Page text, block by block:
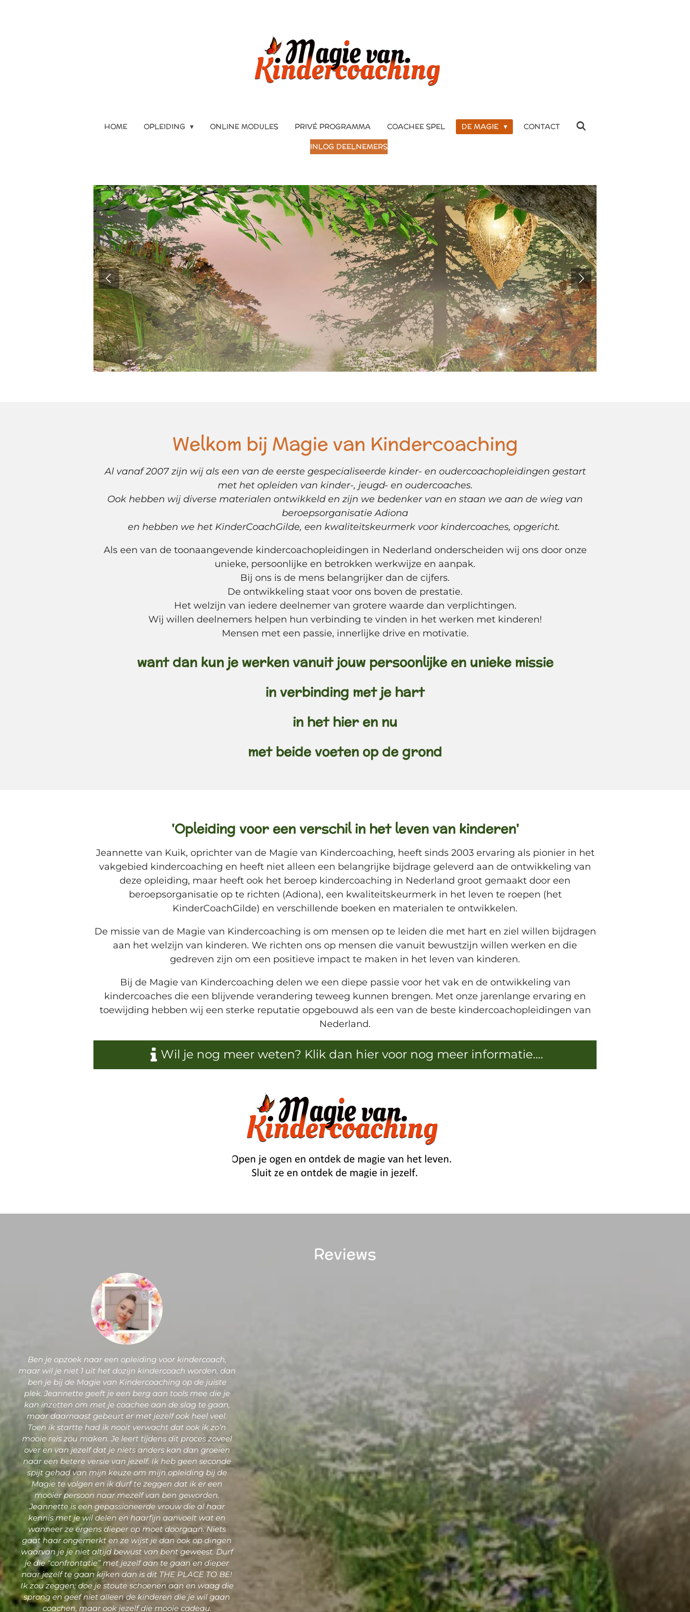
HOME OPLEIDING ONLINE MODULES PRIVÉ PROGRAMMA COACHEE SPEL DE MAGIE
CONTACT
INLOG DEELNEMERS
Welkom bij Magie van Kindercoaching
Al vanaf 2007 zijn wij als een van de eerste gespecialiseerde kinder- en oudercoachopleidingen gestart
met het opleiden van kinder-, jeugd- en oudercoaches.
Ook hebben wij diverse materialen ontwikkeld en zijn we bedenker van en staan we aan de wieg van
beroepsorganisatie Adiona
en hebben we het KinderCoachGilde, een kwaliteitskeurmerk voor kindercoaches, opgericht.
Als een van de toonaangevende kindercoachopleidingen in Nederland onderscheiden wij ons door onze
unieke, persoonlijke en betrokken werkwijze en aanpak.
Bij ons is de mens belangrijker dan de cijfers.
De ontwikkeling staat voor ons boven de prestatie.
Het welzijn van iedere deelnemer van grotere waarde dan verplichtingen.
Wij willen deelnemers helpen hun verbinding te vinden in het werken met kinderen!
Mensen met een passie, innerlijke drive en motivatie.
want dan kun je werken vanuit jouw persoonlijke en unieke missie
in verbinding met je hart
in het hier en nu
met beide voeten op de grond
'Opleiding voor een verschil in het leven van kinderen'
Jeannette van Kuik, oprichter van de Magie van Kindercoaching, heeft sinds 2003 ervaring als pionier in het
vakgebied kindercoaching en heeft niet alleen een belangrijke bijdrage geleverd aan de ontwikkeling van
deze opleiding, maar heeft ook het beroep kindercoaching in Nederland groot gemaakt door een
beroepsorganisatie op te richten (Adiona), een kwaliteitskeurmerk in het leven te roepen (het
KinderCoachGilde) en verschillende boeken en materialen te ontwikkelen.
De missie van de Magie van Kindercoaching is om mensen op te leiden die met hart en ziel willen bijdragen
aan het welzijn van kinderen. We richten ons op mensen die vanuit bewustzijn willen werken en die
gedreven zijn om een positieve impact te maken in het leven van kinderen.
Bij de Magie van Kindercoaching delen we een diepe passie voor het vak en de ontwikkeling van
kindercoaches die een blijvende verandering teweeg kunnen brengen. Met onze jarenlange ervaring en
toewijding hebben wij een sterke reputatie opgebouwd als een van de beste kindercoachopleidingen van
Nederland.
Wil je nog meer weten? Klik dan hier voor nog meer informatie....
Reviews
Ben je opzoek naar een opleiding voor kindercoach,
maar wil je niet 1 uit het dozijn kindercoach worden, dan
ben je bij de Magie van Kindercoaching op de juiste
plek. Jeannette geeft je een berg aan tools mee die je
kan inzetten om met je coachee aan de slag te gaan,
maar daarnaast gebeurt er met jezelf ook heel veel.
Toen ik startte had ik nooit verwacht dat ook ik zo’n
mooie reis zou maken. Je leert tijdens dit proces zoveel
over en van jezelf dat je niets anders kan dan groeien
naar een betere versie van jezelf. Ik heb geen seconde
spijt gehad van mijn keuze om mijn opleiding bij de
Magie te volgen en ik durf te zeggen dat ik er een
mooier persoon naar mezelf van ben geworden.
Jeannette is een gepassioneerde vrouw die al haar
kennis met je wil delen en haarfijn aanvoelt wat en
wanneer ze ergens dieper op moet doorgaan. Niets
gaat haar ongemerkt en ze wijst je dan ook op dingen
waarvan je je niet altijd bewust van bent geweest. Durf
je die “confrontatie” met jezelf aan te gaan en dieper
naar jezelf te gaan kijken dan is dit THE PLACE TO BE!
Ik zou zeggen; doe je stoute schoenen aan en waag die
sprong en geef niet alleen de kinderen die je wil gaan
coachen, maar ook jezelf die mooie cadeau.